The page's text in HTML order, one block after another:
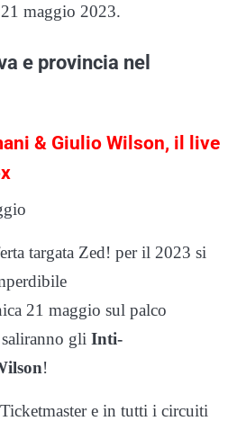
maggio 2023.
e provincia nel
& Giulio Wilson, il live
targata Zed! per il 2023 si
21 maggio sul palco
gli Inti-
!
e in tutti i circuiti